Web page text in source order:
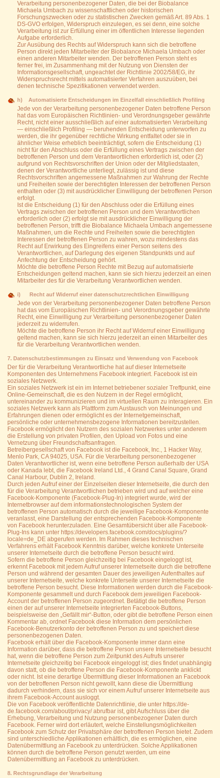
Verarbeitung personenbezogener Daten, die bei der Biobalance
Michaela Umbach zu wissenschaftlichen oder historischen
Forschungszwecken oder zu statistischen Zwecken gemäß Art. 89 Abs. 1
DS-GVO erfolgen, Widerspruch einzulegen, es sei denn, eine solche
Verarbeitung ist zur Erfüllung einer im öffentlichen Interesse liegenden
Aufgabe erforderlich.
Zur Ausübung des Rechts auf Widerspruch kann sich die betroffene
Person direkt jeden Mitarbeiter der Biobalance Michaela Umbach oder
einen anderen Mitarbeiter wenden. Der betroffenen Person steht es
ferner frei, im Zusammenhang mit der Nutzung von Diensten der
Informationsgesellschaft, ungeachtet der Richtlinie 2002/58/EG, ihr
Widerspruchsrecht mittels automatisierter Verfahren auszuüben, bei
denen technische Spezifikationen verwendet werden.
h) Automatisierte Entscheidungen im Einzelfall einschließlich Profiling
Jede von der Verarbeitung personenbezogener Daten betroffene Person
hat das vom Europäischen Richtlinien- und Verordnungsgeber gewährte
Recht, nicht einer ausschließlich auf einer automatisierten Verarbeitung
— einschließlich Profiling — beruhenden Entscheidung unterworfen zu
werden, die ihr gegenüber rechtliche Wirkung entfaltet oder sie in
ähnlicher Weise erheblich beeinträchtigt, sofern die Entscheidung (1)
nicht für den Abschluss oder die Erfüllung eines Vertrags zwischen der
betroffenen Person und dem Verantwortlichen erforderlich ist, oder (2)
aufgrund von Rechtsvorschriften der Union oder der Mitgliedstaaten,
denen der Verantwortliche unterliegt, zulässig ist und diese
Rechtsvorschriften angemessene Maßnahmen zur Wahrung der Rechte
und Freiheiten sowie der berechtigten Interessen der betroffenen Person
enthalten oder (3) mit ausdrücklicher Einwilligung der betroffenen Person
erfolgt.
Ist die Entscheidung (1) für den Abschluss oder die Erfüllung eines
Vertrags zwischen der betroffenen Person und dem Verantwortlichen
erforderlich oder (2) erfolgt sie mit ausdrücklicher Einwilligung der
betroffenen Person, trifft die Biobalance Michaela Umbach angemessene
Maßnahmen, um die Rechte und Freiheiten sowie die berechtigten
Interessen der betroffenen Person zu wahren, wozu mindestens das
Recht auf Erwirkung des Eingreifens einer Person seitens des
Verantwortlichen, auf Darlegung des eigenen Standpunkts und auf
Anfechtung der Entscheidung gehört.
Möchte die betroffene Person Rechte mit Bezug auf automatisierte
Entscheidungen geltend machen, kann sie sich hierzu jederzeit an einen
Mitarbeiter des für die Verarbeitung Verantwortlichen wenden.
i) Recht auf Widerruf einer datenschutzrechtlichen Einwilligung
Jede von der Verarbeitung personenbezogener Daten betroffene Person
hat das vom Europäischen Richtlinien- und Verordnungsgeber gewährte
Recht, eine Einwilligung zur Verarbeitung personenbezogener Daten
jederzeit zu widerrufen.
Möchte die betroffene Person ihr Recht auf Widerruf einer Einwilligung
geltend machen, kann sie sich hierzu jederzeit an einen Mitarbeiter des
für die Verarbeitung Verantwortlichen wenden.
7. Datenschutzbestimmungen zu Einsatz und Verwendung von Facebook
Der für die Verarbeitung Verantwortliche hat auf dieser Internetseite
Komponenten des Unternehmens Facebook integriert. Facebook ist ein
soziales Netzwerk.
Ein soziales Netzwerk ist ein im Internet betriebener sozialer Treffpunkt, eine
Online-Gemeinschaft, die es den Nutzern in der Regel ermöglicht,
untereinander zu kommunizieren und im virtuellen Raum zu interagieren. Ein
soziales Netzwerk kann als Plattform zum Austausch von Meinungen und
Erfahrungen dienen oder ermöglicht es der Internetgemeinschaft,
persönliche oder unternehmensbezogene Informationen bereitzustellen.
Facebook ermöglicht den Nutzern des sozialen Netzwerkes unter anderem
die Erstellung von privaten Profilen, den Upload von Fotos und eine
Vernetzung über Freundschaftsanfragen.
Betreibergesellschaft von Facebook ist die Facebook, Inc., 1 Hacker Way,
Menlo Park, CA 94025, USA. Für die Verarbeitung personenbezogener
Daten Verantwortlicher ist, wenn eine betroffene Person außerhalb der USA
oder Kanada lebt, die Facebook Ireland Ltd., 4 Grand Canal Square, Grand
Canal Harbour, Dublin 2, Ireland.
Durch jeden Aufruf einer der Einzelseiten dieser Internetseite, die durch den
für die Verarbeitung Verantwortlichen betrieben wird und auf welcher eine
Facebook-Komponente (Facebook-Plug-In) integriert wurde, wird der
Internetbrowser auf dem informationstechnologischen System der
betroffenen Person automatisch durch die jeweilige Facebook-Komponente
veranlasst, eine Darstellung der entsprechenden Facebook-Komponente
von Facebook herunterzuladen. Eine Gesamtübersicht über alle Facebook-
Plug-Ins kann unter https://developers.facebook.com/docs/plugins/?
locale=de_DE abgerufen werden. Im Rahmen dieses technischen
Verfahrens erhält Facebook Kenntnis darüber, welche konkrete Unterseite
unserer Internetseite durch die betroffene Person besucht wird.
Sofern die betroffene Person gleichzeitig bei Facebook eingeloggt ist,
erkennt Facebook mit jedem Aufruf unserer Internetseite durch die betroffene
Person und während der gesamten Dauer des jeweiligen Aufenthaltes auf
unserer Internetseite, welche konkrete Unterseite unserer Internetseite die
betroffene Person besucht. Diese Informationen werden durch die Facebook-
Komponente gesammelt und durch Facebook dem jeweiligen Facebook-
Account der betroffenen Person zugeordnet. Betätigt die betroffene Person
einen der auf unserer Internetseite integrierten Facebook-Buttons,
beispielsweise den „Gefällt mir“-Button, oder gibt die betroffene Person einen
Kommentar ab, ordnet Facebook diese Information dem persönlichen
Facebook-Benutzerkonto der betroffenen Person zu und speichert diese
personenbezogenen Daten.
Facebook erhält über die Facebook-Komponente immer dann eine
Information darüber, dass die betroffene Person unsere Internetseite besucht
hat, wenn die betroffene Person zum Zeitpunkt des Aufrufs unserer
Internetseite gleichzeitig bei Facebook eingeloggt ist; dies findet unabhängig
davon statt, ob die betroffene Person die Facebook-Komponente anklickt
oder nicht. Ist eine derartige Übermittlung dieser Informationen an Facebook
von der betroffenen Person nicht gewollt, kann diese die Übermittlung
dadurch verhindern, dass sie sich vor einem Aufruf unserer Internetseite aus
ihrem Facebook-Account ausloggt.
Die von Facebook veröffentlichte Datenrichtlinie, die unter https://de-
de.facebook.com/about/privacy/ abrufbar ist, gibt Aufschluss über die
Erhebung, Verarbeitung und Nutzung personenbezogener Daten durch
Facebook. Ferner wird dort erläutert, welche Einstellungsmöglichkeiten
Facebook zum Schutz der Privatsphäre der betroffenen Person bietet. Zudem
sind unterschiedliche Applikationen erhältlich, die es ermöglichen, eine
Datenübermittlung an Facebook zu unterdrücken. Solche Applikationen
können durch die betroffene Person genutzt werden, um eine
Datenübermittlung an Facebook zu unterdrücken.
8. Rechtsgrundlage der Verarbeitung